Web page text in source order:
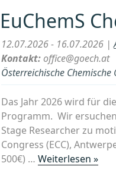
21.-23.
September
2026“
EuChemS
12.07.2026 - 16.07.2026 |
Kontakt:office@goech.at
Österreichische Chemische
Das Jahr 2026 wird für
Programm. Wir
Stage Researcher zu
Congress (ECC),
500€) … Weiterlesen »